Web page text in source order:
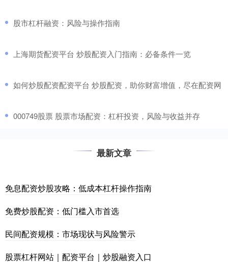
​股市杠杆融资：风险与操作指南
​上海期货配资平台 炒股配资入门指南：必备条件一览
​如何炒股配资配资平台 炒股配资，助你财富增值，尽在配资网
​000749股票 股票市场配资：杠杆投资，风险与收益并存
最新文章
免息配资炒股攻略：低成本杠杆操作指南
免费炒股配资：低门槛入市首选
民间配资规模：市场现状与风险警示
股票杠杆网站｜配资平台｜炒股融资入口